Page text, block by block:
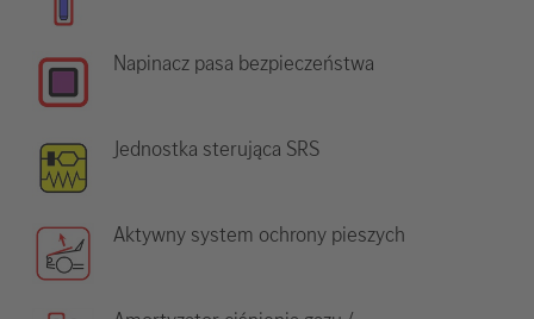
Napinacz pasa bezpieczeństwa
Jednostka sterująca SRS
Aktywny system ochrony pieszych